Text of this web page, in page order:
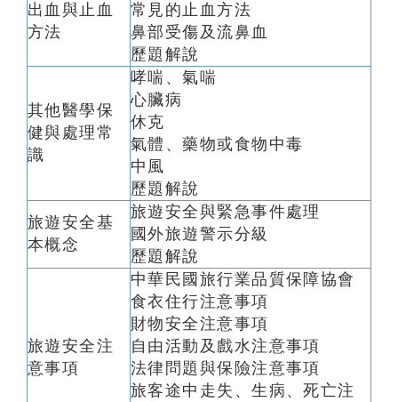
出血與止血
方法
常見的止血方法
鼻部受傷及流鼻血
歷題解說
其他醫學保
健與處理常
識
哮喘、氣喘
心臟病
休克
氣體、藥物或食物中毒
中風
歷題解說
旅遊安全基
本概念
旅遊安全與緊急事件處理
國外旅遊警示分級
歷題解說
旅遊安全注
意事項
中華民國旅行業品質保障協會
食衣住行注意事項
財物安全注意事項
自由活動及戲水注意事項
法律問題與保險注意事項
旅客途中走失、生病、死亡注